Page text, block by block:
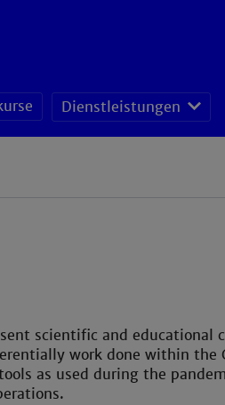
Dienstleistungen
scientific and educational
work done within the
as used during the